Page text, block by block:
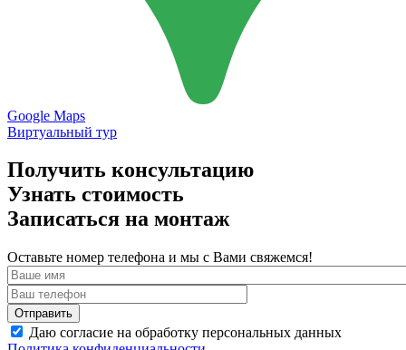
Google Maps
Виртуальный тур
Получить консультацию
Узнать стоимость
Записаться на монтаж
Оставьте номер телефона и мы с Вами свяжемся!
Даю согласие на обработку персональных данных